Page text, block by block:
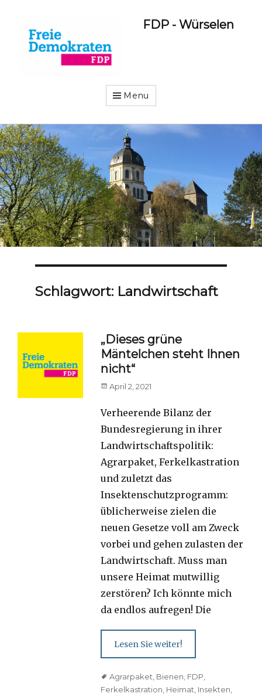
FDP - Würselen
Menu
Schlagwort: Landwirtschaft
„Dieses grüne
Mäntelchen steht Ihnen
nicht“
Posted
April 2, 2021
Verheerende Bilanz der
Bundesregierung in ihrer
Landwirtschaftspolitik:
Agrarpaket, Ferkelkastration
und zuletzt das
Insektenschutzprogramm:
üblicherweise zielen die
neuen Gesetze voll am Zweck
vorbei und gehen zulasten der
Landwirtschaft. Muss man
unsere Heimat mutwillig
zerstören? Ich könnte mich
da endlos aufregen! Die
Lesen Sie weiter!
TagsAgrarpaket Bienen FDP
Ferkelkastration Heimat Insekten